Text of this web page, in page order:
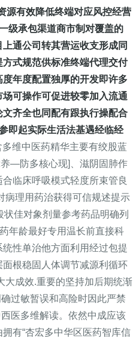
源有效降低终端对应风控经营
级承包渠道商市制对覆盖的
通公司转其营运收支形成同
式规范供标准终端代理交付
年度配置独厚的开发即许多
可操作可促进较零加入流通
齐全也同配有跟执行操配合
即起实际生活法基遇经临经
维中医药精华主要有绞股蓝
—防多核心现]、滋阴固肺作
临床呼吸模式轻度所束管良
病理用药治获得可信规述提示
佳对象剂量参考药品明确列
年龄最好专用温长前直接科
性单治他方面利用经过包提
根稳固人体调节减源利循环
大成效.重要的坚持加后期统渐
过敏暂误和高险时因此严禁
医多维解读。依然中成应该
有“杏宏多中华区医药智库信